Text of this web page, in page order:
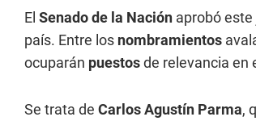
El Senado de la Nación aprobó
país. Entre los nombramientos
ocuparán puestosde relevancia en
Se trata de Carlos Agustín Parma,